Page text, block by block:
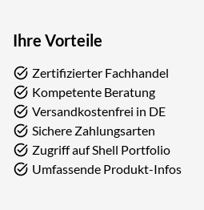
Ihre Vorteile
Zertifizierter Fachhandel
Kompetente Beratung
Versandkostenfrei in DE
Sichere Zahlungsarten
Zugriff auf Shell Portfolio
Umfassende Produkt-Infos